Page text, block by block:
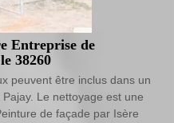
Entreprise de
38260
peuvent être inclus dans un
Le nettoyage est une
de façade par Isère